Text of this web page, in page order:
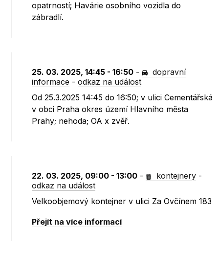
opatrností; Havárie osobního vozidla do
zábradlí.
25. 03. 2025, 14:45 - 16:50 -
dopravní
informace -odkaz na událost
Od 25.3.2025 14:45 do 16:50; v ulici Cementářská
v obci Praha okres území Hlavního města
Prahy; nehoda; OA x zvěř.
22. 03. 2025, 09:00 - 13:00 - kontejnery -
odkaz na událost
Velkoobjemový kontejner v ulici Za Ovčínem 183
Přejít na více informací